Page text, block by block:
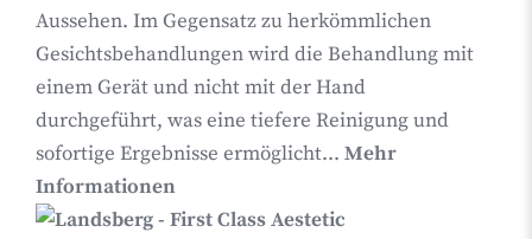
Aussehen. Im Gegensatz zu herkömmlichen
Gesichtsbehandlungen wird die Behandlung mit
einem Gerät und nicht mit der Hand
durchgeführt, was eine tiefere Reinigung und
sofortige Ergebnisse ermöglicht... Mehr
Informationen